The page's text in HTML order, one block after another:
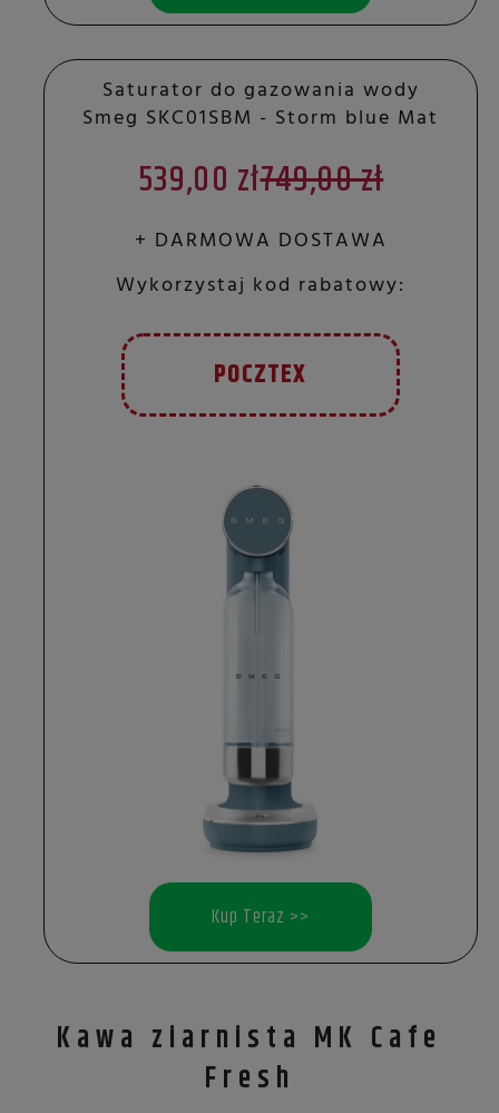
Saturator do gazowania wody
Smeg SKC01SBM - Storm blue Mat
539,00 zł749,00 zł
+ DARMOWA DOSTAWA
Wykorzystaj kod rabatowy:
POCZTEX
Kup Teraz >>
Kawa ziarnista MK Cafe
Fresh